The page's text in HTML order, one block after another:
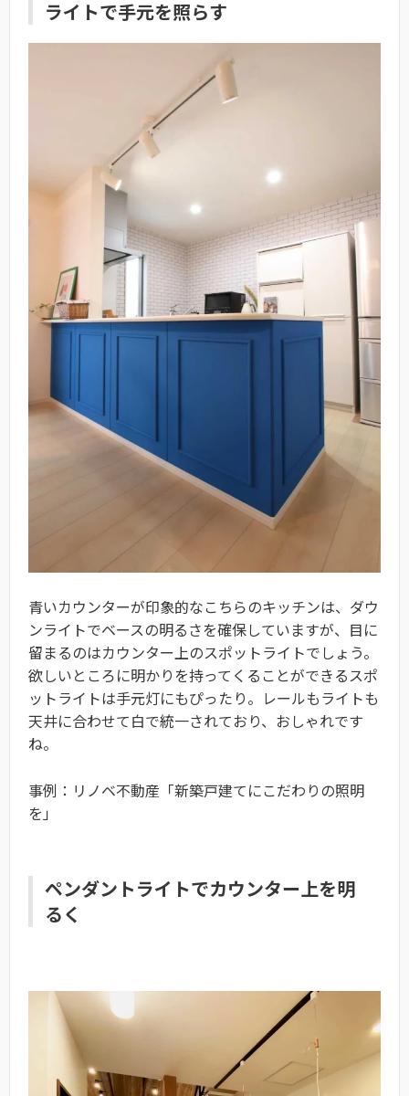
ライトで手元を照らす
青いカウンターが印象的なこちらのキッチンは、ダウ
ンライトでベースの明るさを確保していますが、目に
留まるのはカウンター上のスポットライトでしょう。
欲しいところに明かりを持ってくることができるスポ
ットライトは手元灯にもぴったり。レールもライトも
天井に合わせて白で統一されており、おしゃれです
ね。
事例：リノベ不動産「新築戸建てにこだわりの照明
を」
ペンダントライトでカウンター上を明
るく